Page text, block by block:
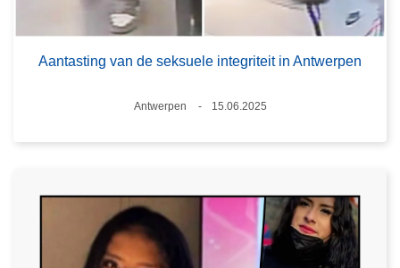
Aantasting van de seksuele integriteit in Antwerpen
Plaats
Antwerpen
15.06.2025